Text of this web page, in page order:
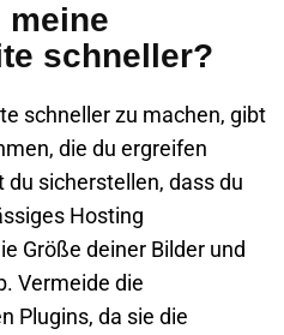
meine
schneller?
schneller zu machen, gibt
die du ergreifen
sicherstellen, dass du
Hosting
Größe deiner Bilder und
Vermeide die
Plugins, da sie die